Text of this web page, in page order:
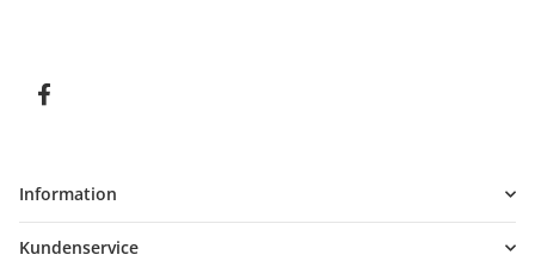
Information
Kundenservice